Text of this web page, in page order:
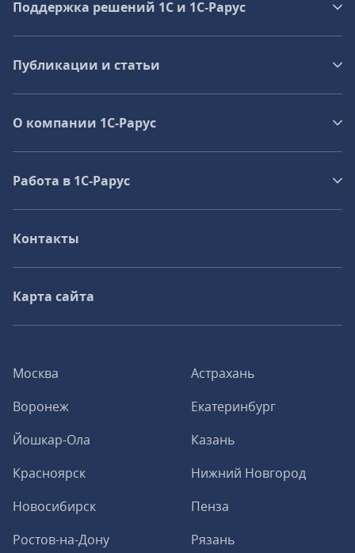
Москва
Астрахань
Воронеж
Екатеринбург
Йошкар-Ола
Казань
Красноярск
Нижний Новгород
Новосибирск
Пенза
Ростов-на-Дону
Рязань
Поддержка решений 1С и 1С‑Рарус
Публикации и статьи
О компании 1C-Рарус
Работа в 1С‑Рарус
Контакты
Карта сайта